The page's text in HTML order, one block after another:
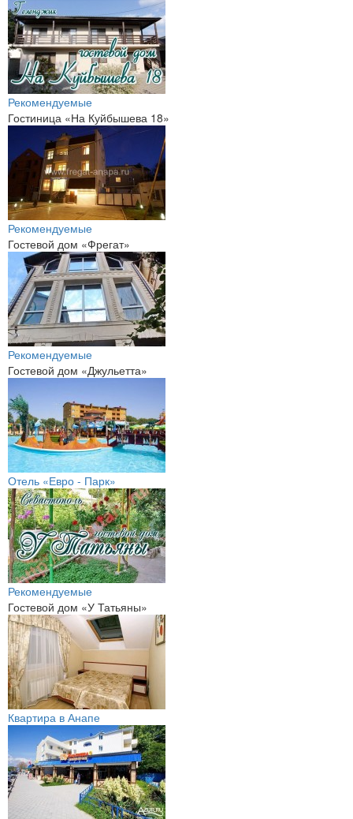
Рекомендуемые
Гостиница «На Куйбышева 18»
Рекомендуемые
Гостевой дом «Фрегат»
Рекомендуемые
Гостевой дом «Джульетта»
Отель «Евро - Парк»
Рекомендуемые
Гостевой дом «У Татьяны»
Квартира в Анапе